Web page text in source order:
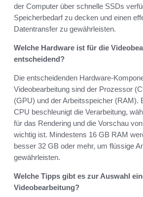
der Computer über schnelle SSDs
Speicherbedarf zu decken und einen
Datentransfer zu gewährleisten.
Welche Hardware ist für die
entscheidend?
Die entscheidenden Hardware-
Videobearbeitung sind der Prozessor
(GPU) und der Arbeitsspeicher (RAM).
CPU beschleunigt die Verarbeitung,
für das Rendering und die Vorschau
wichtig ist. Mindestens 16 GB RAM
besser 32 GB oder mehr, um flüssige
gewährleisten.
Welche Tipps gibt es zur Auswahl
Videobearbeitung?